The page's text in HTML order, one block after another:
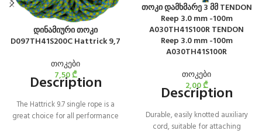
დინამიური თოკი
D097TH41S200C Hattrick 9,7
თოკები
7,50₾
Description
The Hattrick 9.7 single rope is a
great choice for all performance
თოკი დამხმარე 3 მმ TENDON
Reep 3.0 mm -100m
A030TH41S100R TENDON
Reep 3.0 mm -100m
A030TH41S100R
თოკები
2,00₾
Description
Durable, easily knotted auxiliary
cord, suitable for attaching